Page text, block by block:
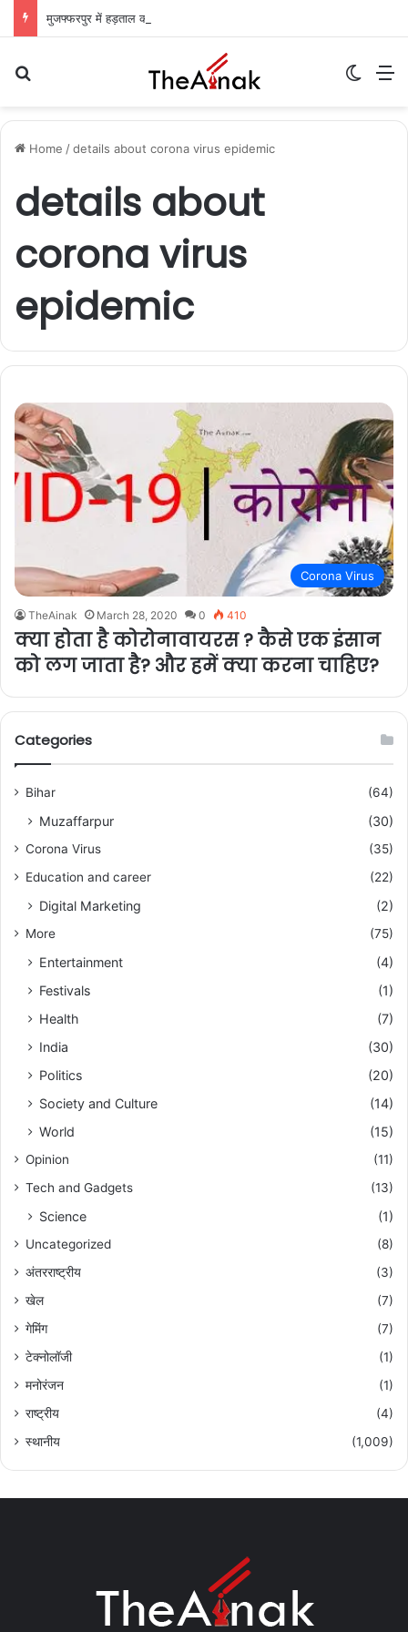
Home /details about corona virus epidemic
details about
corona virus
epidemic
Corona Virus
TheAinak March 28, 2020 0 410
क्या होता है कोरोनावायरस ? कैसे एक इंसान
को लग जाता है? और हमें क्या करना चाहिए?
Categories
Bihar (64)
Muzaffarpur (30)
Corona Virus
(35)
Education and career
(22)
Digital Marketing (2)
More (75)
Entertainment
(4)
Festivals
(1)
Health
(7)
India
(30)
Politics
(20)
Society and Culture
(14)
World
(15)
Opinion
(11)
Tech and Gadgets
(13)
Science (1)
Uncategorized
(8)
अंतरराष्ट्रीय
(3)
खेल
(7)
गेमिंग
(7)
टेक्नोलॉजी
(1)
मनोरंजन
(1)
राष्ट्रीय
(4)
स्थानीय
(1,009)